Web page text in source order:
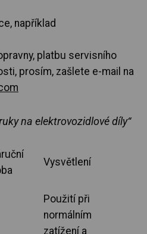
například
platbu servisního
prosím, zašlete e-mail na
na elektrovozidlové díly“
Vysvětlení
Použití při
normálním
zatížení a